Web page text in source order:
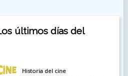
últimos días del
Historia del cine